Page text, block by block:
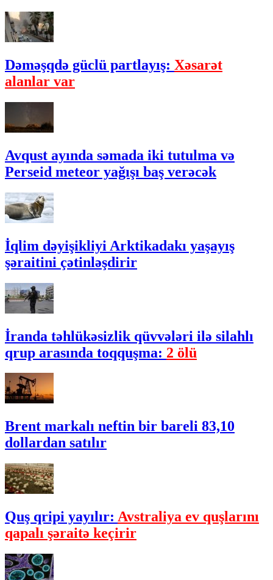
Dəməşqdə güclü partlayış: Xəsarət
alanlar var
Avqust ayında səmada iki tutulma və
Perseid meteor yağışı baş verəcək
İqlim dəyişikliyi Arktikadakı yaşayış
şəraitini çətinləşdirir
İranda təhlükəsizlik qüvvələri ilə silahlı
qrup arasında toqquşma: 2 ölü
Brent markalı neftin bir bareli 83,10
dollardan satılır
Quş qripi yayılır: Avstraliya ev quşlarını
qapalı şəraitə keçirir